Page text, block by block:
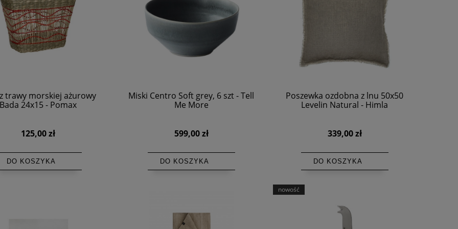
trawy morskiej ażurowy
24x15 - Pomax
125,00 zł
DO KOSZYKA
Miski Centro Soft grey, 6 szt - Tell
Me More
599,00 zł
DO KOSZYKA
Poszewka ozdobna z lnu 50x50
Levelin Natural - Himla
339,00 zł
DO KOSZYKA
nowość